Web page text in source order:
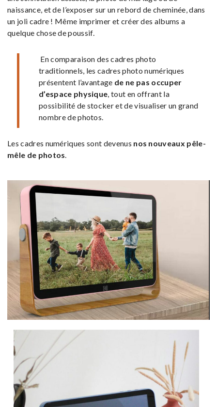
naissance, et de l’exposer sur un rebord de cheminée, dans
un joli cadre ! Même imprimer et créer des albums a
quelque chose de poussif.
En comparaison des cadres photo
traditionnels, les cadres photo numériques
présentent l’avantage de ne pas occuper
d’espace physique, tout en offrant la
possibilité de stocker et de visualiser un grand
nombre de photos.
Les cadres numériques sont devenus nos nouveaux pêle-
mêle de photos.